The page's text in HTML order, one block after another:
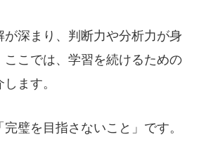
深まり、判断力や分析力が身
ここでは、学習を続けるための
ます。
璧を目指さないこと」です。